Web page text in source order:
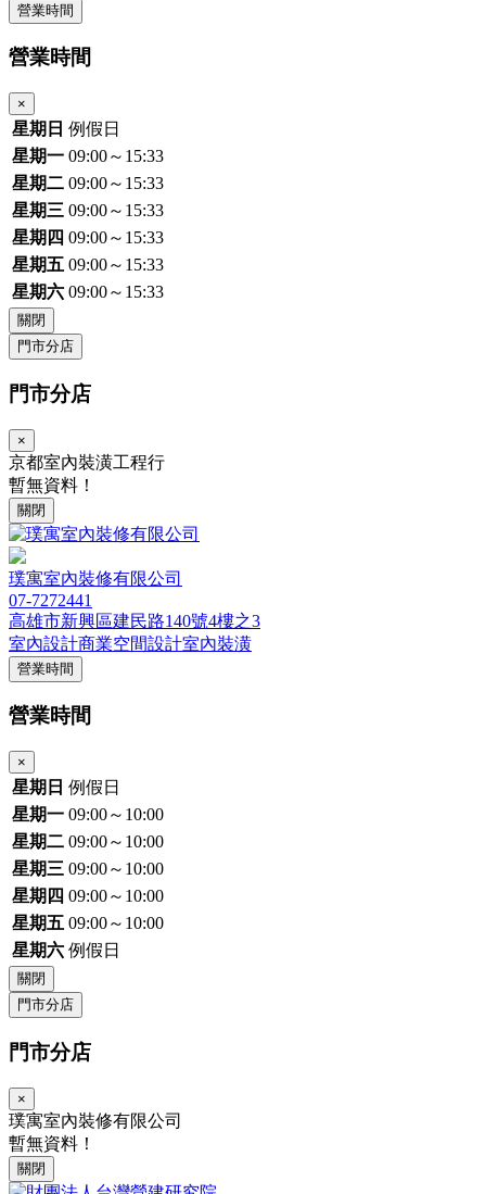
營業時間
營業時間
×
星期日 例假日
星期一 09:00～15:33
星期二 09:00～15:33
星期三 09:00～15:33
星期四 09:00～15:33
星期五 09:00～15:33
星期六 09:00～15:33
關閉
門市分店
門市分店
×
京都室內裝潢工程行
暫無資料！
關閉
璞寓室內裝修有限公司
07-7272441
高雄市新興區建民路140號4樓之3
室內設計商業空間設計室內裝潢
營業時間
營業時間
×
星期日 例假日
星期一 09:00～10:00
星期二 09:00～10:00
星期三 09:00～10:00
星期四 09:00～10:00
星期五 09:00～10:00
星期六 例假日
關閉
門市分店
門市分店
×
璞寓室內裝修有限公司
暫無資料！
關閉